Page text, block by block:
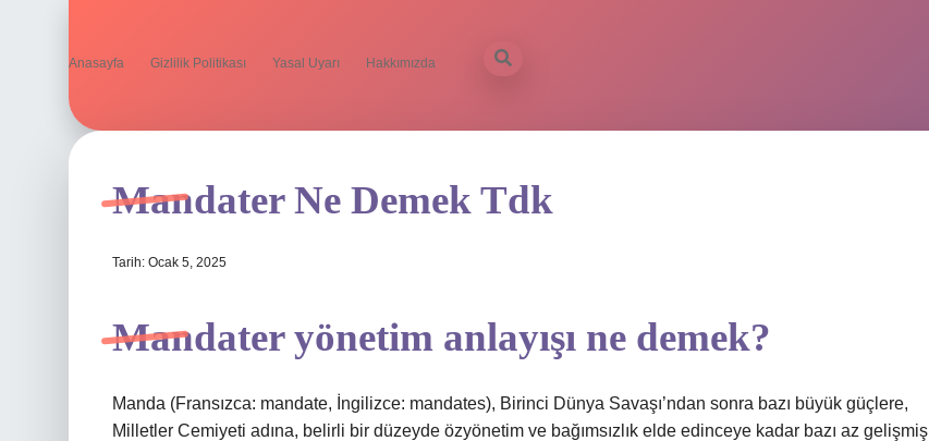
Anasayfa Gizlilik Politikası Yasal Uyarı Hakkımızda
Mandater Ne Demek Tdk
Tarih: Ocak 5, 2025
Mandater yönetim anlayışı ne demek?
Manda (Fransızca: mandate, İngilizce: mandates), Birinci Dünya Savaşı’ndan sonra bazı büyük güçlere,
Milletler Cemiyeti adına, belirli bir düzeyde özyönetim ve bağımsızlık elde edinceye kadar bazı az gelişmiş